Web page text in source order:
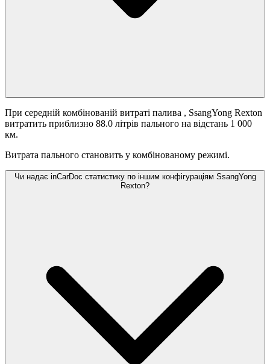
При середній комбінованій витраті палива , SsangYong Rexton
витратить приблизно 88.0 літрів пального на відстань 1 000
км.
Витрата пального становить у комбінованому режимі.
Чи надає inCarDoc статистику по іншим конфігураціям SsangYong
Rexton?